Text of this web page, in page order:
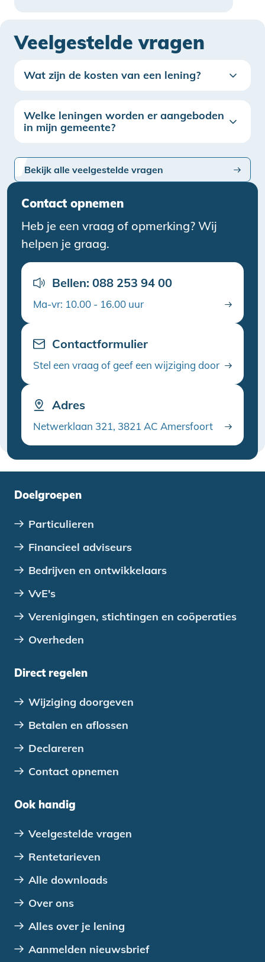
Veelgestelde vragen
Wat zijn de kosten van een lening?
Welke leningen worden er aangeboden
in mijn gemeente?
Bekijk alle veelgestelde vragen
Contact opnemen
Heb je een vraag of opmerking? Wij
helpen je graag.
Bellen: 088 253 94 00
Ma-vr: 10.00 - 16.00 uur
Contactformulier
Stel een vraag of geef een wijziging door
Adres
Netwerklaan 321, 3821 AC Amersfoort
Doelgroepen
Particulieren
Financieel adviseurs
Bedrijven en ontwikkelaars
VvE's
Verenigingen, stichtingen en coöperaties
Overheden
Direct regelen
Wijziging doorgeven
Betalen en aflossen
Declareren
Contact opnemen
Ook handig
Veelgestelde vragen
Rentetarieven
Alle downloads
Over ons
Alles over je lening
Aanmelden nieuwsbrief